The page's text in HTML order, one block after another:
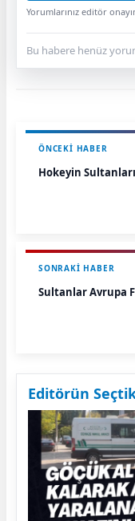
Yorumlarınız editör
Bu habere henüz
ÖNCEKI HABER
Hokeyin
SONRAKI HABER
Sultanlar Avrupa
Editörün